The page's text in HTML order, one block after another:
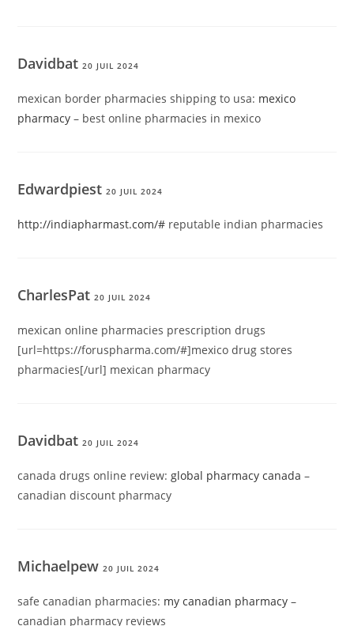
Davidbat20 JUIL 2024
mexican border pharmacies shipping to usa: mexico
pharmacy – best online pharmacies in mexico
Edwardpiest20 JUIL 2024
http://indiapharmast.com/# reputable indian pharmacies
CharlesPat20 JUIL 2024
mexican online pharmacies prescription drugs
[url=https://foruspharma.com/#]mexico drug stores
pharmacies[/url] mexican pharmacy
Davidbat20 JUIL 2024
canada drugs online review:global pharmacy canada –
canadian discount pharmacy
Michaelpew20 JUIL 2024
safe canadian pharmacies: my canadian pharmacy –
canadian pharmacy reviews